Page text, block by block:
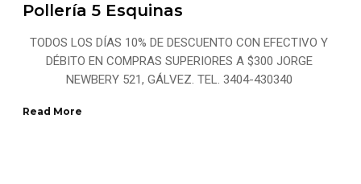
Pollería 5 Esquinas
TODOS LOS DÍAS 10% DE DESCUENTO CON EFECTIVO Y
DÉBITO EN COMPRAS SUPERIORES A $300 JORGE
NEWBERY 521, GÁLVEZ. TEL. 3404-430340
Read More